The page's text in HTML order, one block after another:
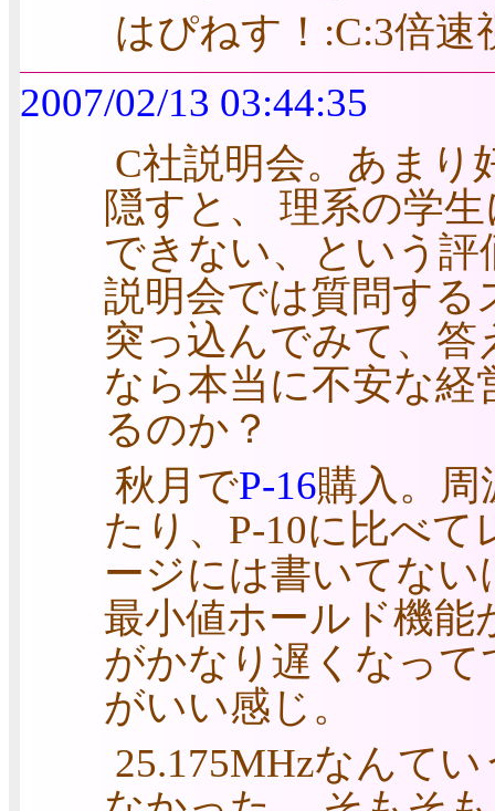
はぴねす！:C:3倍速
2007/02/13 03:44:35
C社説明会。あまり
隠すと、 理系の学
できない、という
説明会では質問する
突っ込んでみて、
なら本当に不安な経
るのか？
秋月でP-16購入。
たり、P-10に比べ
ージには書いてな
最小値ホールド機能
がかなり遅くなって
がいい感じ。
25.175MHzなんて